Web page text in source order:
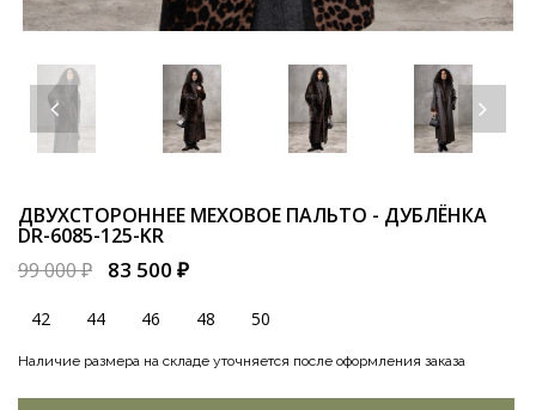
ДВУХСТОРОННЕЕ МЕХОВОЕ ПАЛЬТО - ДУБЛЁНКА
DR-6085-125-KR
99 000 ₽
83 500 ₽
42 44 46 48 50
Наличие размера на складе уточняется после оформления заказа